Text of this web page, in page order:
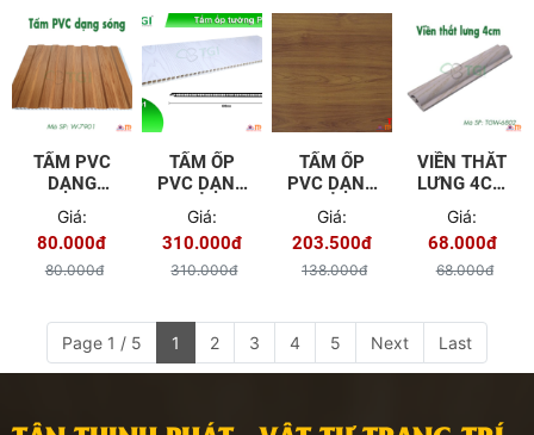
TẤM PVC
DẠNG
SÓNG W -
7901
Giá:
80.000đ
80.000đ
TẤM ỐP
PVC DẠNG
PHẲNG
600MM
MÀU TGW -
8601
Giá:
310.000đ
310.000đ
TẤM ỐP
PVC DẠNG
PHẲNG
400MM
MÀU TGW -
804
Giá:
203.500đ
138.000đ
VIỀN THẮT
LƯNG 4CM
TGW -
6802
Giá:
68.000đ
68.000đ
Page 1 / 5 1 2 3 4 5 Next Last